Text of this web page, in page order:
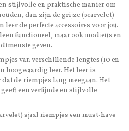
stijlvolle en praktische manier om
dan zijn de grijze (scarvelet)
leer de perfecte accessoires voor jou.
functioneel, maar ook modieus en
geven.
van verschillende lengtes (10 en
hoogwaardig leer. Het leer is
de riempjes lang meegaan. Het
een verfijnde en stijlvolle
sjaal riempjes een must-have